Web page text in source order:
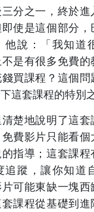
分之一，終於進
使是這個部分
他說：「我知道
是有很多免費的
買課程？這個問
這套課程的特別
楚地說明了這套
費影片只能看
指導；這套課程
追蹤，讓你知道
可能東缺一塊
課程從基礎到